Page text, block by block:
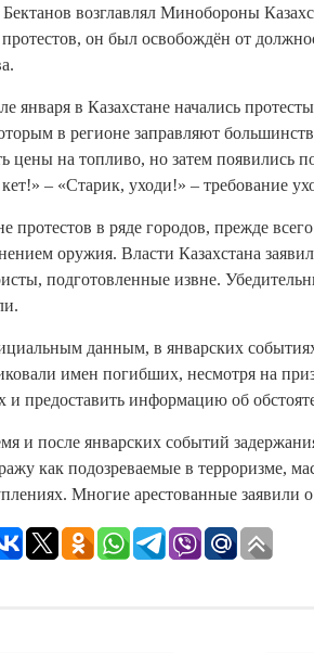
возглавлял Минобороны
протестов, он был освобождён от
января в Казахстане начались
в регионе заправляют
цены на топливо, но затем появились
– «Старик, уходи!» – требование
протестов в ряде городов, прежде
оружия. Власти Казахстана
подготовленные извне.
данным, в январских
имен погибших, несмотря на
и предоставить информацию об
и после январских событий
как подозреваемые в терроризме,
Многие арестованные заявили